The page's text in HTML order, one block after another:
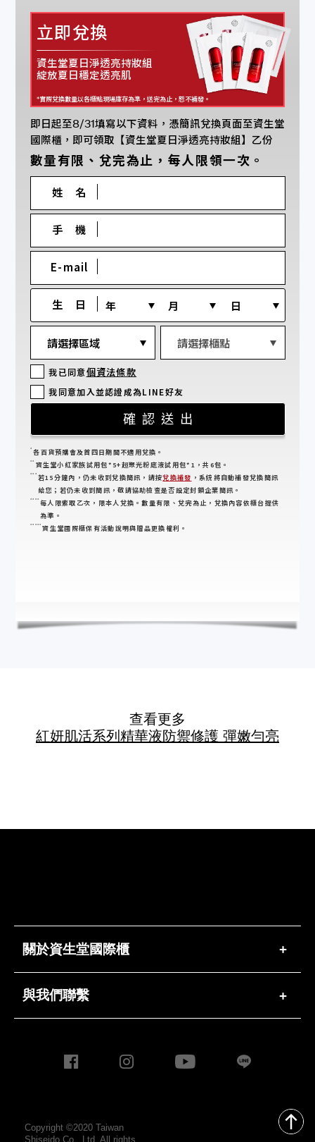
立即兌換
資生堂夏日淨透亮持妝組
綻放夏日穩定透亮肌
*實際兌換數量以各櫃點現場庫存為準，送完為止，恕不補發。
即日起至8/31填寫以下資料，憑簡訊兌換頁面至資生堂
國際櫃，即可領取【資生堂夏日淨透亮持妝組】乙份
數量有限、兌完為止，每人限領一次。
查看更多
紅妍肌活系列 精華液防禦修護 彈嫩勻亮
關於資生堂國際櫃 +
與我們聯繫 +
Copyright ©2020 Taiwan
Shiseido Co., Ltd. All rights